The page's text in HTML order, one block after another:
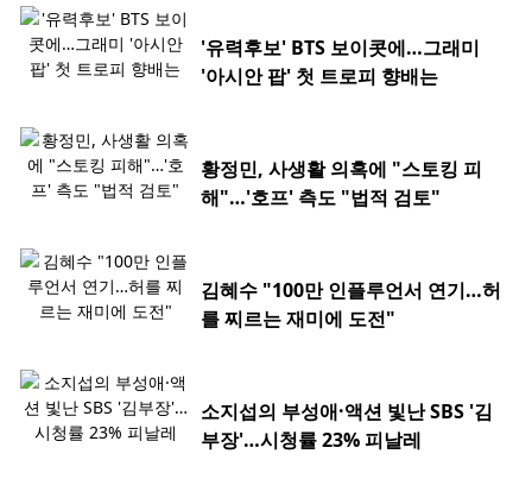
'유력후보' BTS 보이콧에…그래미
'아시안 팝' 첫 트로피 향배는
황정민, 사생활 의혹에 "스토킹 피
해"…'호프' 측도 "법적 검토"
김혜수 "100만 인플루언서 연기…허
를 찌르는 재미에 도전"
소지섭의 부성애·액션 빛난 SBS '김
부장'…시청률 23% 피날레